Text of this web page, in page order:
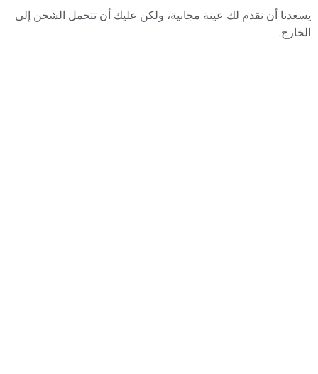
يسعدنا أن نقدم لك عينة مجانية، ولكن عليك أن تتحمل الشحن إلى
الخارج.